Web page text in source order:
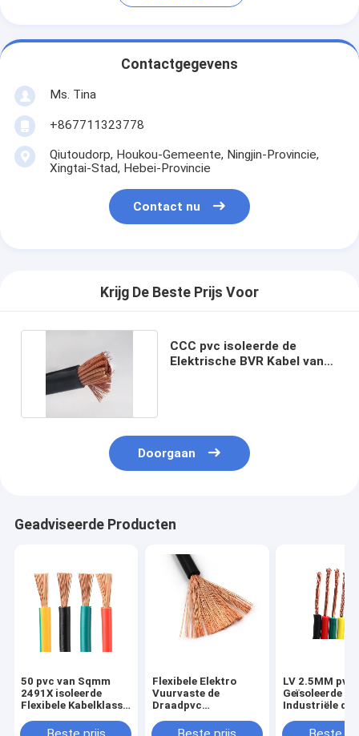
Contactgegevens
Ms. Tina
+867711323778
Qiutoudorp, Houkou-Gemeente, Ningjin-Provincie,
Xingtai-Stad, Hebei-Provincie
Contact nu
Krijg De Beste Prijs Voor
CCC pvc isoleerde de
Elektrische BVR Kabel van
Doorgaan
Geadviseerde Producten
50 pvc van Sqmm
2491X isoleerde
Flexibele Kabelklasse
Flexibele Elektro
Vuurvaste de
Draadpvc
van h05v-k h07v-k
LV 2.5MM pvc
Geïsoleerde
Industriële de